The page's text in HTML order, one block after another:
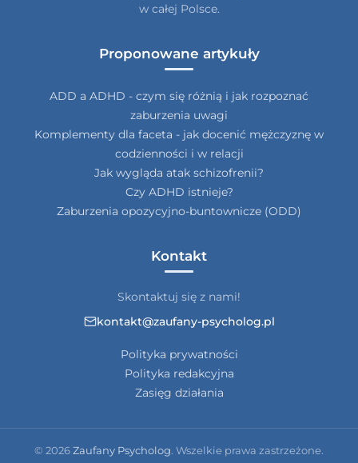
w całej Polsce.
Proponowane artykuły
ADD a ADHD - czym się różnią i jak rozpoznać
zaburzenia uwagi
Komplementy dla faceta - jak docenić mężczyznę w
codzienności i w relacji
Jak wygląda atak schizofrenii?
Czy ADHD istnieje?
Zaburzenia opozycyjno-buntownicze (ODD)
Kontakt
Skontaktuj się z nami!
kontakt@zaufany-psycholog.pl
Polityka prywatności
Polityka redakcyjna
Zasięg działania
© 2026Zaufany Psycholog. Wszelkie prawa zastrzeżone.